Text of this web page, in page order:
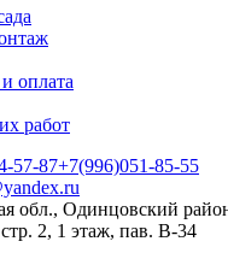
оплата
работ
57-87+7(996)051-85-55
обл., Одинцовский
2, 1 этаж, пав. B-34